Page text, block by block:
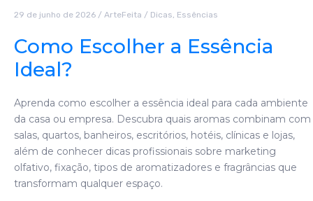
29 de junho de 2026 / ArteFeita / Dicas Essências
Como Escolher a Essência
Ideal?
Aprenda como escolher a essência ideal para cada ambiente
da casa ou empresa. Descubra quais aromas combinam com
salas, quartos, banheiros, escritórios, hotéis, clínicas e lojas,
além de conhecer dicas profissionais sobre marketing
olfativo, fixação, tipos de aromatizadores e fragrâncias que
transformam qualquer espaço.